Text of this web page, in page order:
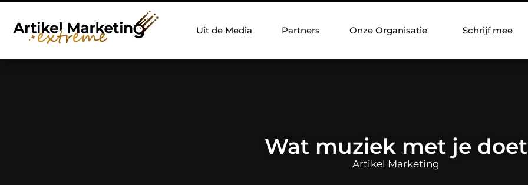
Uit de Media Partners Onze Organisatie Schrijf mee
Wat muziek met je doet
Artikel Marketing